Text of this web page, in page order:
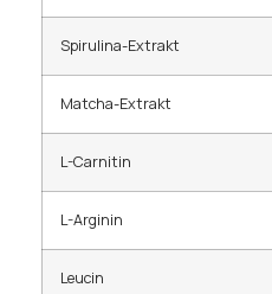
Spirulina-Extrakt
Matcha-Extrakt
L-Carnitin
L-Arginin
Leucin